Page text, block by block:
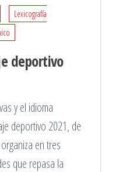
Lexicografía
deportivo
y el idioma
deportivo 2021, de
en tres
que repasa la